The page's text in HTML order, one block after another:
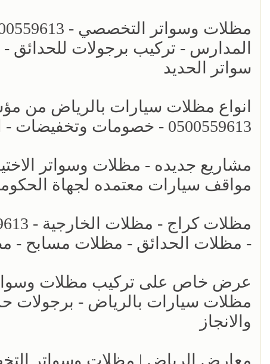
المدارس - تركيب برجولات
سواتر الحديد
انواع مظلات سيارات بالرياض من
0500559613 - خصومات وتخفيضات - اشكال برجولات للحدائق حديثه - سواتر الرياض
مواقف سيارات معتمده لجهاة
- مظلات الحدائق - مظلات مسابح -
عرض خاص على تركيب مظلات وسواتر
والانجاز